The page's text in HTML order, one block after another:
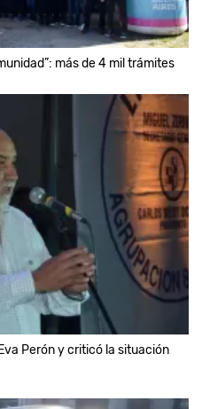
más de 4 mil trámites
Perón y criticó la situación